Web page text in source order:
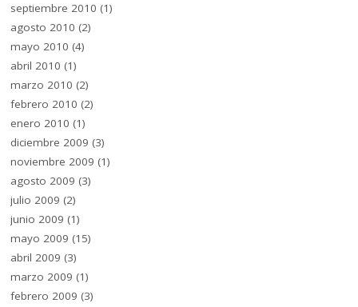
septiembre 2010 (1)
agosto 2010 (2)
mayo 2010 (4)
abril 2010 (1)
marzo 2010 (2)
febrero 2010 (2)
enero 2010 (1)
diciembre 2009 (3)
noviembre 2009 (1)
agosto 2009 (3)
julio 2009 (2)
junio 2009 (1)
mayo 2009 (15)
abril 2009 (3)
marzo 2009 (1)
febrero 2009 (3)